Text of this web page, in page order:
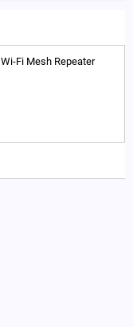
Fi Mesh Repeater